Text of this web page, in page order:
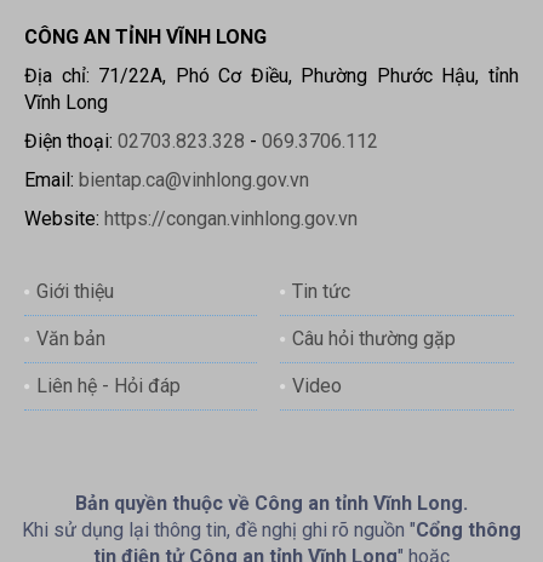
CÔNG AN TỈNH VĨNH LONG
Địa chỉ: 71/22A, Phó Cơ Điều, Phường Phước Hậu, tỉnh
Vĩnh Long
Điện thoại: 02703.823.328 - 069.3706.112
Email: bientap.ca@vinhlong.gov.vn
Website: https://congan.vinhlong.gov.vn
Giới thiệu Tin tức
Văn bản Câu hỏi thường gặp
Liên hệ - Hỏi đáp Video
Bản quyền thuộc về Công an tỉnh Vĩnh Long.
Khi sử dụng lại thông tin, đề nghị ghi rõ nguồn "Cổng thông
tin điện tử Công an tỉnh Vĩnh Long" hoặc